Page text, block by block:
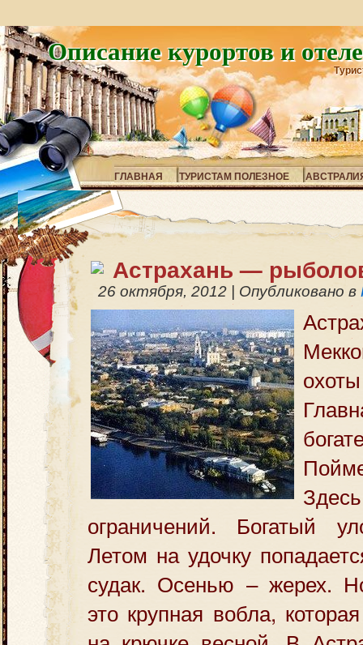
Описание курортов и
ГЛАВНАЯ ТУРИСТАМ ПОЛЕЗНОЕ
Астрахань —
26 октября, 2012 Опубликовано в
ограничений. Богатый
Летом на удочку
судак. Осенью – жерех.
это крупная вобла,